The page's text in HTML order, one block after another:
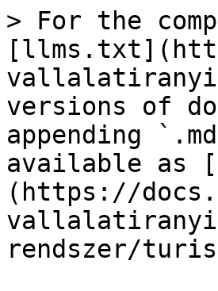
> For the
versions of
appending
available as
(https://
rendszer/